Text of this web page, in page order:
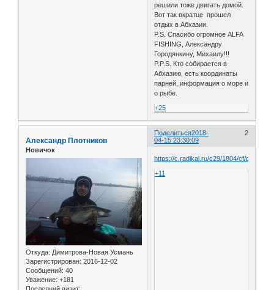
решили тоже двигать домой.
Вот так вкратце прошел
отдых в Абхазии.
P.S. Спасибо огромное ALFA
FISHING, Александру
Городянкину, Михаилу!!!
P.P.S. Кто собирается в
Абхазию, есть координаты
парней, информация о море и
о рыбе.
+25
Поделиться 2
2018-
04-15 23:30:09
Александр Плотников
Новичок
Откуда: Димитрова-Новая Усмань
Зарегистрирован: 2016-12-02
Сообщений: 40
Уважение: +181
https://c.radikal.ru/c29/1804/cf/
+11